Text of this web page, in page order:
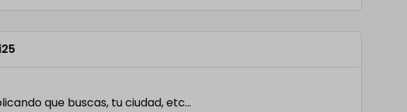
que buscas, tu ciudad, etc...